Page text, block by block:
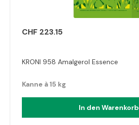
CHF 223.15
KRONI 958 Amalgerol Essence
Kanne à 15 kg
In den Warenkorb